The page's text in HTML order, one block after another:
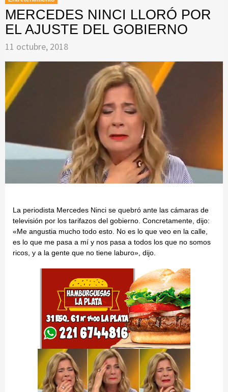
MERCEDES NINCI LLORÓ POR
EL AJUSTE DEL GOBIERNO
11 octubre, 2018
La periodista Mercedes Ninci se quebró ante las cámaras de
televisión por los tarifazos del gobierno. Concretamente, dijo:
«Me angustia mucho todo esto. No es lo que veo en la calle,
es lo que me pasa a mí y nos pasa a todos los que no somos
ricos, y a la gente que no tiene laburo», dijo.